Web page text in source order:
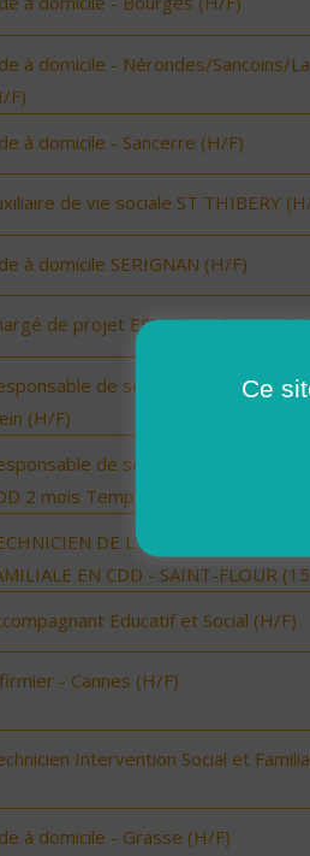
à domicile - Nérondes/Sancoins/
F)
à domicile - Sancerre (H/F)
de vie sociale ST THIBERY
à domicile SERIGNAN (H/F)
de projet ESMS Numérique (H/
de secteur sur Onzain -
(H/F)
de secteur sur Noyers sur
2 mois Temps Plein (H/F)
DE L'INTERVENTION
EN CDD - SAINT-FLOUR
Educatif et Social (H/F)
- Cannes (H/F)
Intervention Social et
à domicile - Grasse (H/F)
Ce